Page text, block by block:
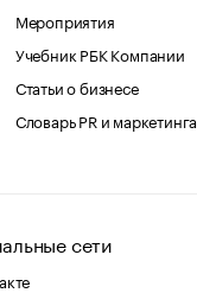
Мероприятия
Учебник РБК Компании
Статьи о бизнесе
Словарь PR и маркетинга
сети